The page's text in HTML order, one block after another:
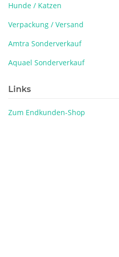
Hunde / Katzen
Verpackung / Versand
Amtra Sonderverkauf
Aquael Sonderverkauf
Links
Zum Endkunden-Shop